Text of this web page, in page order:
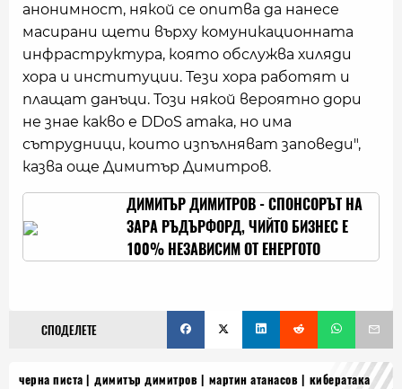
анонимност, някой се опитва да нанесе
масирани щети върху комуникационната
инфраструктура, която обслужва хиляди
хора и институции. Тези хора работят и
плащат данъци. Този някой вероятно дори
не знае какво е DDoS атака, но има
сътрудници, които изпълняват заповеди",
казва още Димитър Димитров.
ДИМИТЪР ДИМИТРОВ - СПОНСОРЪТ НА
ЗАРА РЪДЪРФОРД, ЧИЙТО БИЗНЕС Е
100% НЕЗАВИСИМ ОТ ЕНЕРГОТО
СПОДЕЛЕТЕ
черна писта димитър димитров мартин атанасов кибератака